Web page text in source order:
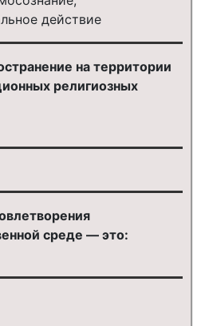
действие
на территории
религиозных
среде — это: